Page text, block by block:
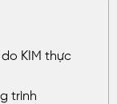
KIM thực
trình